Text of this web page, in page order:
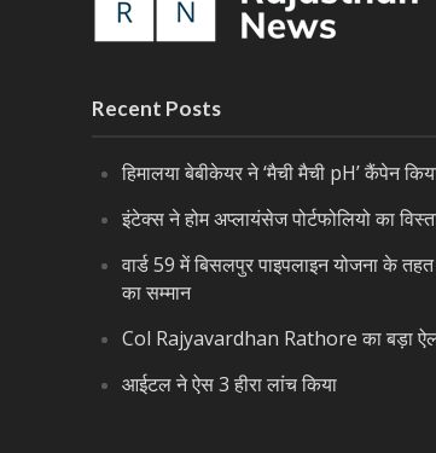
Recent Posts
हिमालया बेबीकेयर ने ‘मैची मैची pH’ कैंपेन
इंटेक्स ने होम अप्लायंसेज पोर्टफोलियो का
वार्ड 59 में बिसलपुर पाइपलाइन योजना के तहत
का सम्मान
Col Rajyavardhan Rathore का बड़ा
आईटल ने ऐस 3 हीरा लांच किया